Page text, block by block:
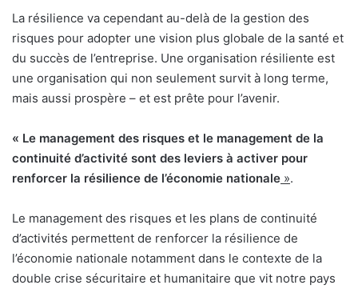
La résilience va cependant au-delà de la gestion des
risques pour adopter une vision plus globale de la santé et
du succès de l’entreprise. Une organisation résiliente est
une organisation qui non seulement survit à long terme,
mais aussi prospère – et est prête pour l’avenir.
« Le management des risques et le management de la
continuité d’activité sont des leviers à activer pour
renforcer la résilience de l’économie nationale ».
Le management des risques et les plans de continuité
d’activités permettent de renforcer la résilience de
l’économie nationale notamment dans le contexte de la
double crise sécuritaire et humanitaire que vit notre pays